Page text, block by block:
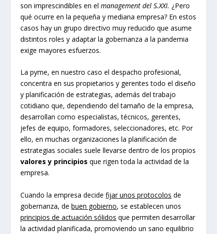
son imprescindibles en elmanagement del S.XXI. ¿Pero
qué ocurre en la pequeña y mediana empresa? En estos
casos hay un grupo directivo muy reducido que asume
distintos roles y adaptar la gobernanza a la pandemia
exige mayores esfuerzos.
La pyme, en nuestro caso el despacho profesional,
concentra en sus propietarios y gerentes todo el diseño
y planificación de estrategias, además del trabajo
cotidiano que, dependiendo del tamaño de la empresa,
desarrollan como especialistas, técnicos, gerentes,
jefes de equipo, formadores, seleccionadores, etc. Por
ello, en muchas organizaciones la planificación de
estrategias sociales suele llevarse dentro de los propios
valores y principios que rigen toda la actividad de la
empresa.
Cuando la empresa decidefijar unos protocolos de
gobernanza, debuen gobierno, se establecen unos
principios de actuación sólidos que permiten desarrollar
la actividad planificada, promoviendo un sano equilibrio